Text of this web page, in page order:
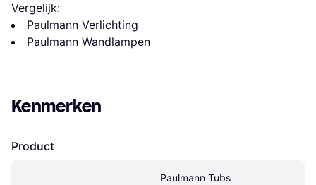
Vergelijk:
Paulmann Verlichting
Paulmann Wandlampen
Kenmerken
Product
Paulmann Tubs